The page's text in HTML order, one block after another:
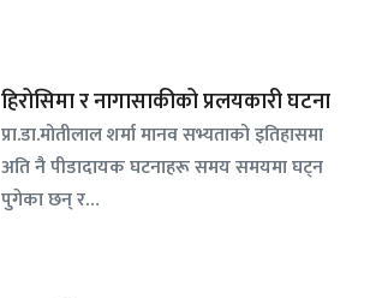
हिरोसिमा र नागासाकीको प्रलयकारी घटना
प्रा.डा.मोतीलाल शर्मा मानव सभ्यताको इतिहासमा
अति नै पीडादायक घटनाहरू समय समयमा घट्न
पुगेका छन् र…